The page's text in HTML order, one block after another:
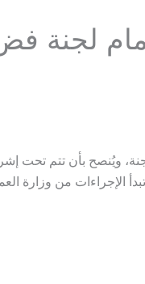
لجنة
ويُنصح بأن تتم تحت
الإجراءات من وزارة